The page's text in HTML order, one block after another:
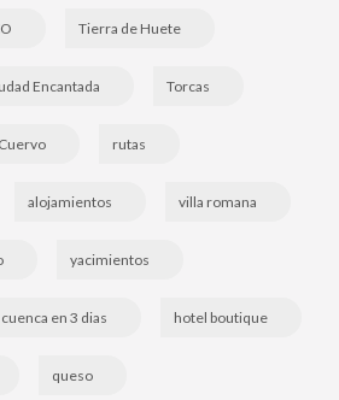
Tierra de Huete
Encantada Torcas
rutas
alojamientos villa romana
yacimientos
cuenca en 3 dias hotel boutique
queso